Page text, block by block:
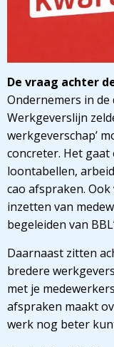
De vraag achter
Ondernemers in
Werkgeverslijn
werkgeverschap’
concreter. Het
loontabellen,
cao afspraken.
inzetten van
begeleiden van
Daarnaast zitten
bredere
met je
afspraken maakt
werk nog beter